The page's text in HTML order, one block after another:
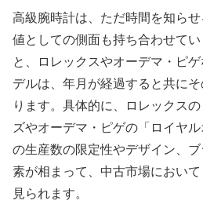
高級腕時計は、ただ時間を知ら
値としての側面も持ち合わせて
と、ロレックスやオーデマ・ピ
デルは、年月が経過すると共に
ります。具体的に、ロレックス
ズやオーデマ・ピゲの「ロイヤ
の生産数の限定性やデザイン、
素が相まって、中古市場におい
見られます。